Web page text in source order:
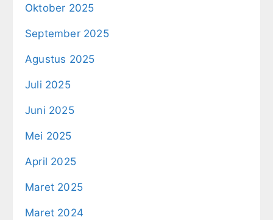
Oktober 2025
September 2025
Agustus 2025
Juli 2025
Juni 2025
Mei 2025
April 2025
Maret 2025
Maret 2024